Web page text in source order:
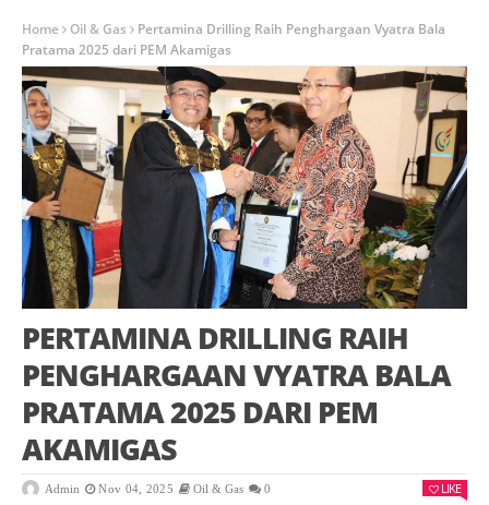
Home Oil & Gas
Pertamina Drilling Raih Penghargaan Vyatra Bala
Pratama 2025 dari PEM Akamigas
PERTAMINA DRILLING RAIH
PENGHARGAAN VYATRA BALA
PRATAMA 2025 DARI PEM
AKAMIGAS
Admin Nov 04, 2025 Oil & Gas 0 LIKE